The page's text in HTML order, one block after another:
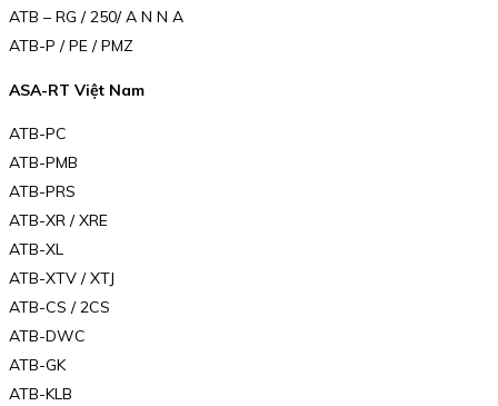
ATB – RG / 250/ A N N A
ATB-P / PE / PMZ
ASA-RT Việt Nam
ATB-PC
ATB-PMB
ATB-PRS
ATB-XR / XRE
ATB-XL
ATB-XTV / XTJ
ATB-CS / 2CS
ATB-DWC
ATB-GK
ATB-KLB